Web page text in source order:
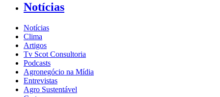
Notícias
Notícias
Clima
Artigos
Tv Scot Consultoria
Podcasts
Agronegócio na Mídia
Entrevistas
Agro Sustentável